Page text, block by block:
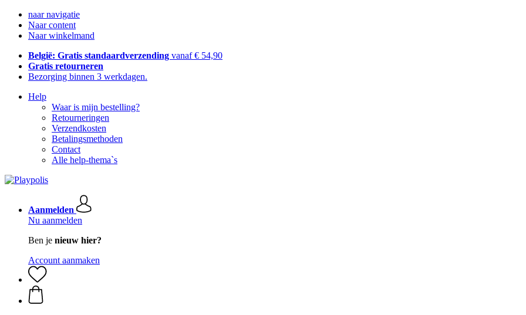
naar navigatie
Naar content
Naar winkelmand
België: Gratis standaardverzending vanaf € 54,90
Gratis retourneren
Bezorging binnen 3 werkdagen.
Help
Waar is mijn bestelling?
Retourneringen
Verzendkosten
Betalingsmethoden
Contact
Alle help-thema`s
Aanmelden
Nu aanmelden
Ben je nieuw hier?
Account aanmaken